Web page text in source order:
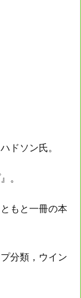
ドソン氏。
。
もと一冊の本
分類，ウイン